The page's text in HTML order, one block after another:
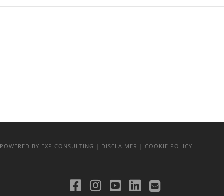
POWERED BY EXP CONSULTING | DISCLAIMER | COOKIE POLICY